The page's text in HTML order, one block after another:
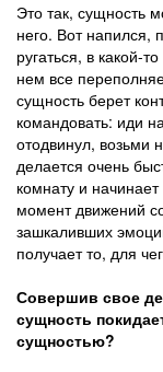
Это так, сущность
него. Вот напился,
ругаться, в какой-
нем все
сущность берет
командовать: иди
отодвинул, возьми
делается очень
комнату и
момент движений
зашкаливших
получает то, для
Совершив свое
сущность
сущностью?